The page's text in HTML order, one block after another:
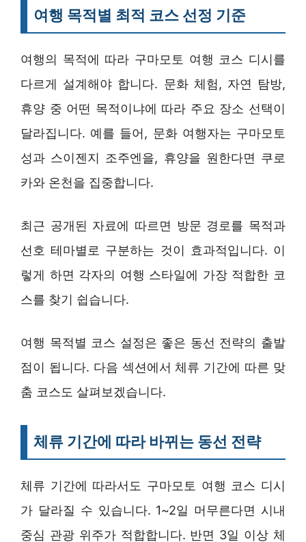
여행 목적별 최적 코스 선정 기준
여행의 목적에 따라 구마모토 여행 코스 디시를
다르게 설계해야 합니다. 문화 체험, 자연 탐방,
휴양 중 어떤 목적이냐에 따라 주요 장소 선택이
달라집니다. 예를 들어, 문화 여행자는 구마모토
성과 스이젠지 조주엔을, 휴양을 원한다면 쿠로
카와 온천을 집중합니다.
최근 공개된 자료에 따르면 방문 경로를 목적과
선호 테마별로 구분하는 것이 효과적입니다. 이
렇게 하면 각자의 여행 스타일에 가장 적합한 코
스를 찾기 쉽습니다.
여행 목적별 코스 설정은 좋은 동선 전략의 출발
점이 됩니다. 다음 섹션에서 체류 기간에 따른 맞
춤 코스도 살펴보겠습니다.
체류 기간에 따라 바뀌는 동선 전략
체류 기간에 따라서도 구마모토 여행 코스 디시
가 달라질 수 있습니다. 1~2일 머무른다면 시내
중심 관광 위주가 적합합니다. 반면 3일 이상 체